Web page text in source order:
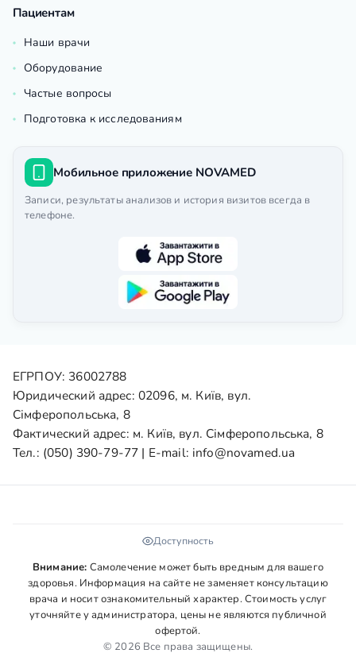
Пациентам
Наши врачи
Оборудование
Частые вопросы
Подготовка к исследованиям
Мобильное приложение NOVAMED
Записи, результаты анализов и история визитов всегда в
телефоне.
ЕГРПОУ: 36002788
Юридический адрес: 02096, м. Київ, вул.
Сімферопольська, 8
Фактический адрес: м. Київ, вул. Сімферопольська, 8
Тел.: (050) 390-79-77 | E-mail: info@novamed.ua
Доступность
Внимание: Самолечение может быть вредным для вашего
здоровья. Информация на сайте не заменяет консультацию
врача и носит ознакомительный характер. Стоимость услуг
уточняйте у администратора, цены не являются публичной
офертой.
© 2026 Все права защищены.